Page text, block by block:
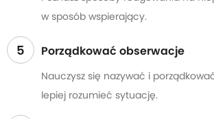
w sposób wspierający.
5 Porządkować obserwacje
Nauczysz się nazywać i
lepiej rozumieć sytuację.